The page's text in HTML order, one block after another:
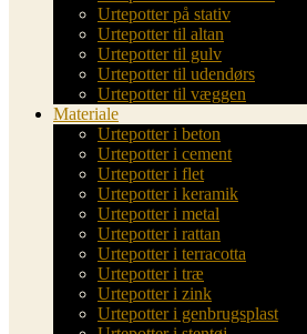
Urtepotter på stativ
Urtepotter til altan
Urtepotter til gulv
Urtepotter til udendørs
Urtepotter til væggen
Materiale
Urtepotter i beton
Urtepotter i cement
Urtepotter i flet
Urtepotter i keramik
Urtepotter i metal
Urtepotter i rattan
Urtepotter i terracotta
Urtepotter i træ
Urtepotter i zink
Urtepotter i genbrugsplast